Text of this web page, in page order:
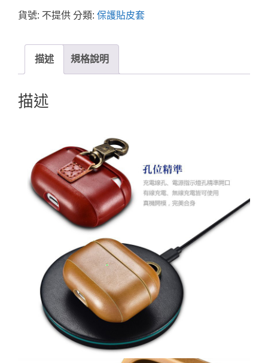
貨號: 不提供 分類: 保護貼皮套
描述 規格說明
描述